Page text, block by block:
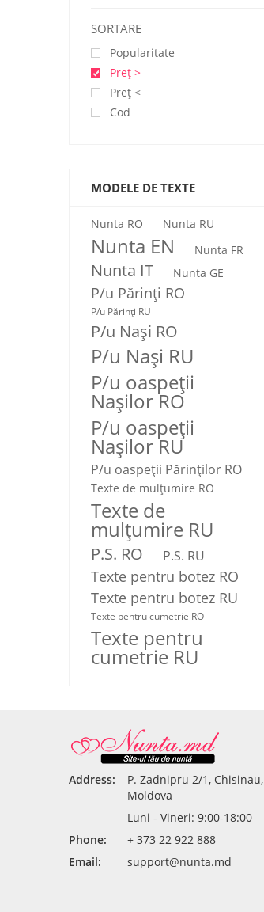
SORTARE
Popularitate
Preţ >
Preţ <
Cod
MODELE DE TEXTE
Nunta RO Nunta RU
Nunta EN Nunta FR
Nunta IT Nunta GE
P/u Părinți RO
P/u Părinți RU
P/u Nași RO
P/u Nași RU
P/u oaspeții
Nașilor RO
P/u oaspeții
Nașilor RU
P/u oaspeţii Părinţilor RO
Texte de mulţumire RO
Texte de
mulţumire RU
P.S. RO P.S. RU
Texte pentru botez RO
Texte pentru botez RU
Texte pentru cumetrie RO
Texte pentru
cumetrie RU
Address:
P. Zadnipru 2/1, Chisinau,
Moldova
Luni - Vineri: 9:00-18:00
Phone:
+ 373 22 922 888
Email:
support@nunta.md